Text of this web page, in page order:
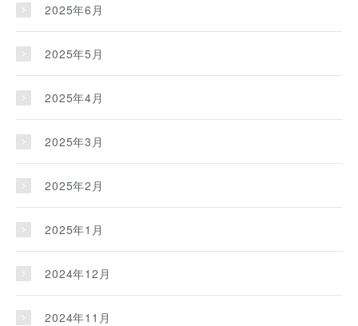
2025年6月
2025年5月
2025年4月
2025年3月
2025年2月
2025年1月
2024年12月
2024年11月